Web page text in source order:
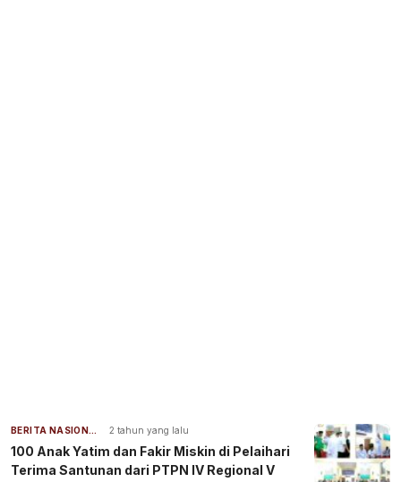
BERITA NASIONAL 2 tahun yang lalu
100 Anak Yatim dan Fakir Miskin di Pelaihari
Terima Santunan dari PTPN IV Regional V